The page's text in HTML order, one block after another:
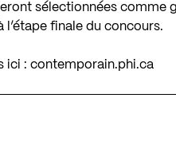
sélectionnées
finale du concours.
ici :contemporain.phi.ca